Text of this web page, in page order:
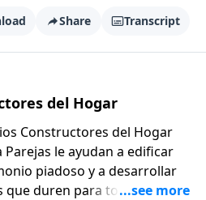
Share Transcript
del Hogar
Constructores del Hogar
Parejas le ayudan a edificar
piadoso y a desarrollar
que duren para toda la vida.